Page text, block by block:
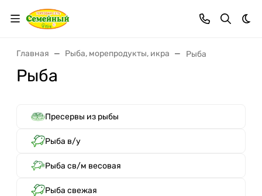
Главная Рыба, морепродукты, икра Рыба
Рыба
Пресервы из рыбы
Рыба в/у
Рыба св/м весовая
Рыба свежая